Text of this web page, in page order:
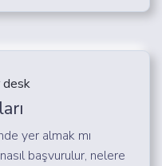
yer almak mı
başvurulur, nelere